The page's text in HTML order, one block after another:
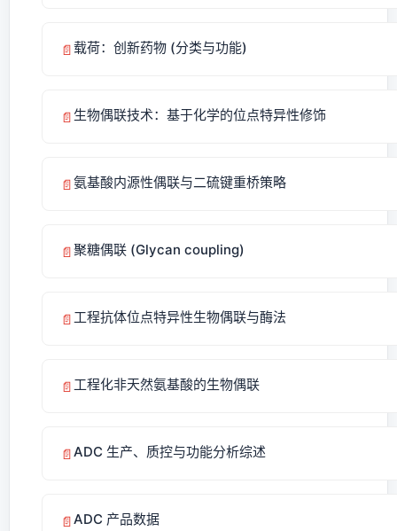
📄载荷：创新药物 (分类与功能)
📄 生物偶联技术：基于化学的位点特异性修饰
📄氨基酸内源性偶联与二硫键重桥策略
📄聚糖偶联 (Glycan coupling)
📄 工程抗体位点特异性生物偶联与酶法
📄 工程化非天然氨基酸的生物偶联
📄ADC 生产、质控与功能分析综述
📄ADC 产品数据